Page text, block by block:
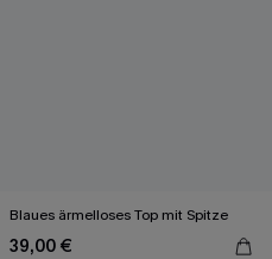
Blaues ärmelloses Top mit Spitze
39,00 €